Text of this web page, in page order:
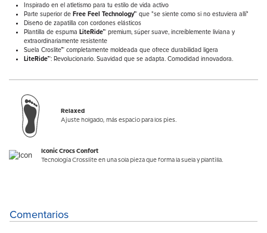
Inspirado en el atletismo para tu estilo de vida activo
Parte superior de Free Feel Technology™ que "se siente como si no estuviera allí"
Diseño de zapatilla con cordones elásticos
Plantilla de espuma LiteRide™ premium, súper suave, increíblemente liviana y
extraordinariamente resistente
Suela Croslite™ completamente moldeada que ofrece durabilidad ligera
LiteRide™: Revolucionario. Suavidad que se adapta. Comodidad innovadora.
Relaxed
Ajuste holgado, más espacio para los pies.
Iconic Crocs Confort
Tecnología Crosslite en una sola pieza que forma la suela y plantilla.
Comentarios